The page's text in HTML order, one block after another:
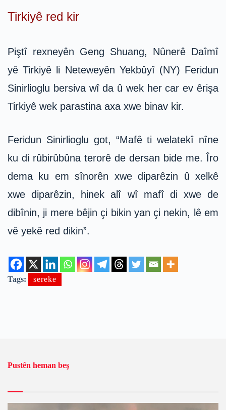
Tirkiyê red kir
Piştî rexneyên Geng Shuang, Nûnerê Daîmî
yê Tirkiyê li Neteweyên Yekbûyî (NY) Feridun
Sinirlioglu bersiva wî da û wek her car ev êrişa
Tirkiyê wek parastina axa xwe binav kir.
Feridun Sinirlioglu got, “Mafê ti welatekî nîne
ku di rûbirûbûna terorê de dersan bide me. Îro
dema ku em sînorên xwe diparêzin û xelkê
xwe diparêzin, hinek alî wî mafî di xwe de
dibînin, ji mere bêjin çi bikin yan çi nekin, lê em
vê yekê red dikin”.
Tags: sereke
Pustên heman beş